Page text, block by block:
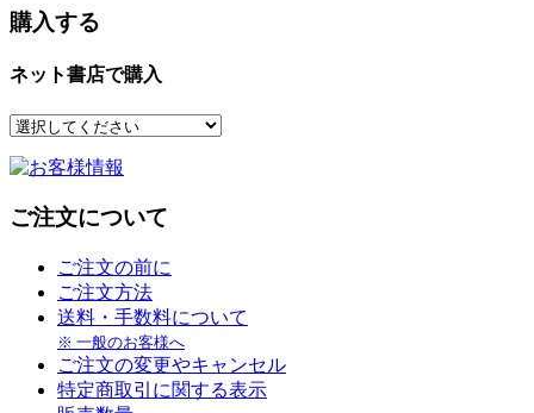
購入する
ネット書店で購入
ご注文について
ご注文の前に
ご注文方法
送料・手数料について
※ 一般のお客様へ
ご注文の変更やキャンセル
特定商取引に関する表示